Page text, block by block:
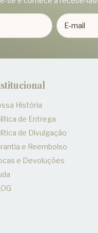
História
de Entrega
de Divulgação
e Reembolso
e Devoluções